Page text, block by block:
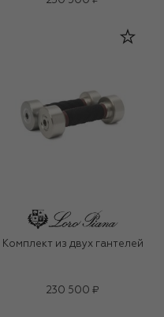
Комплект из двух гантелей
230 500 ₽